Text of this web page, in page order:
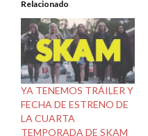
Relacionado
YA TENEMOS TRÁILER Y
FECHA DE ESTRENO DE
LA CUARTA
TEMPORADA DE SKAM